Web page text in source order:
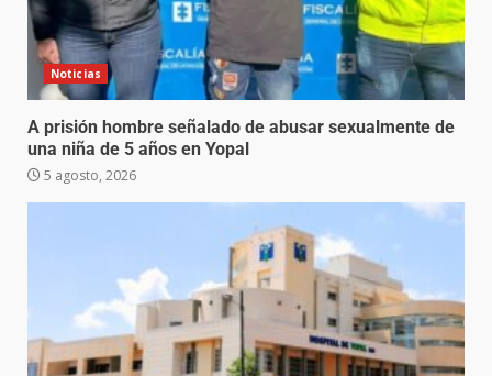
Noticias
A prisión hombre señalado de abusar sexualmente de
una niña de 5 años en Yopal
5 agosto, 2026